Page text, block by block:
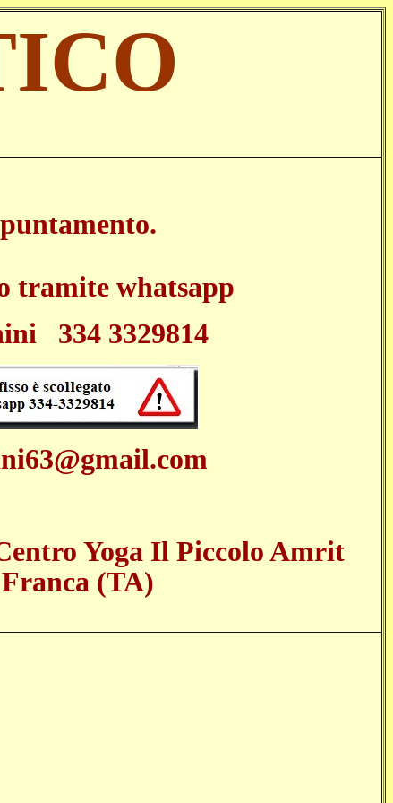
tramite whatsapp
334 3329814
Yoga Il Piccolo Amrit
(TA)